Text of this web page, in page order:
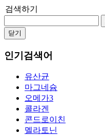
검색하기
닫기
인기검색어
유산균
마그네슘
오메가3
콜라겐
콘드로이친
멜라토닌